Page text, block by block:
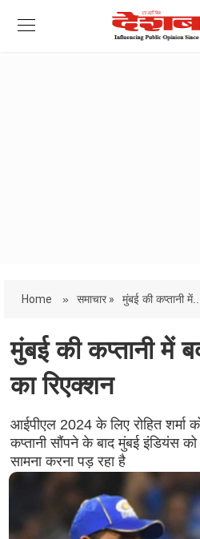
Home » समाचार » मुंबई की कप्तानी में...
मुंबई की कप्तानी में
का रिएक्शन
आईपीएल 2024 के लिए रोहित शर्मा
कप्तानी सौंपने के बाद मुंबई इंडियंस
सामना करना पड़ रहा है